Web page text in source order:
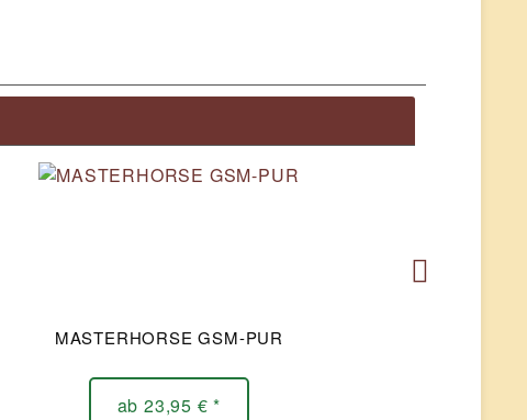
MASTERHORSE GSM-PUR
ab 23,95 € *